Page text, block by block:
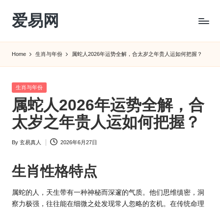
Skip
content
爱易网
转
农
历
历
Home 生肖与年份 属蛇人2026年运势全解，合太岁之年贵人运如何把握？
Posted
生肖与年份
属蛇人2026年运势全解，合
太岁之年贵人运如何把握？
Posted
By 玄易真人 2026年6月27日
生肖性格特点
属蛇的人，天生带有一种神秘而深邃的气质。他们思维缜密，洞
察力极强，往往能在细微之处发现常人忽略的玄机。在传统命理